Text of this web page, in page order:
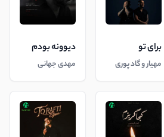
برای تو
مهیار و گاد پوری
دیوونه بودم
مهدی جهانی